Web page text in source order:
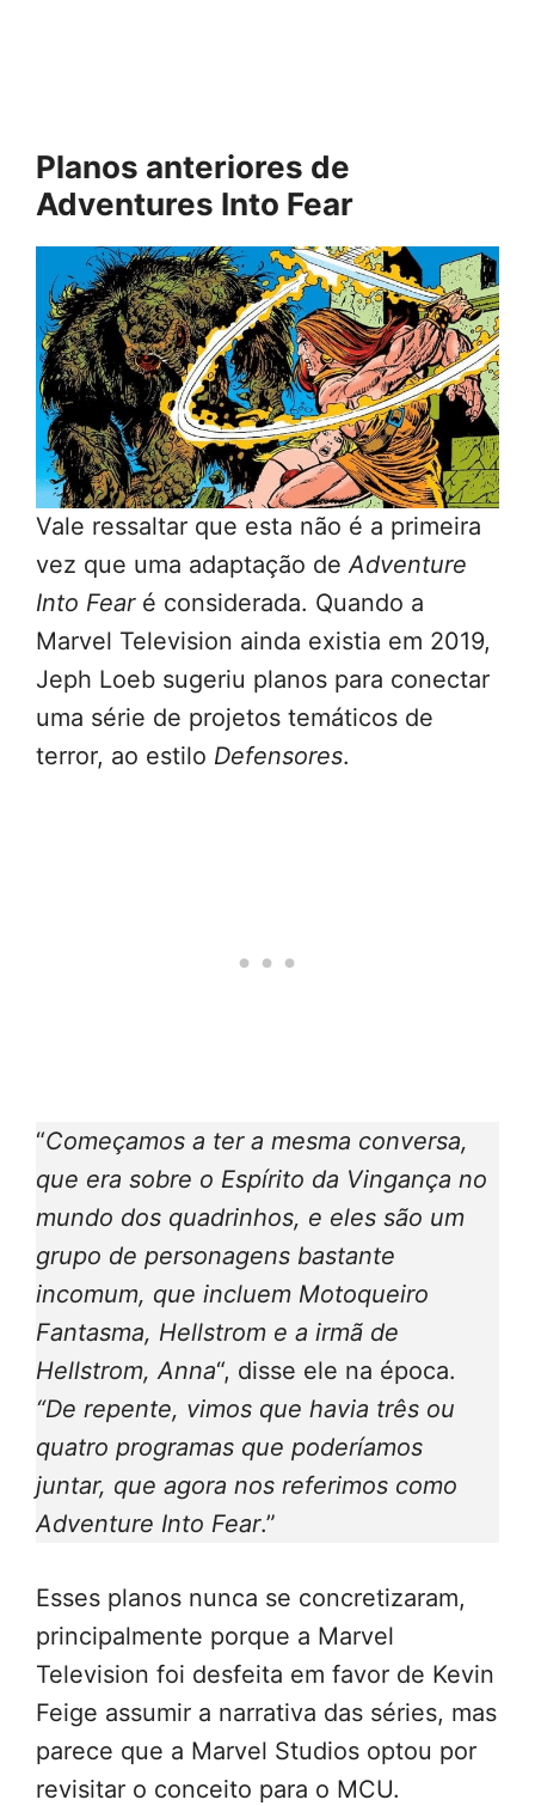
Planos anteriores de
Adventures Into Fear
Vale ressaltar que esta não é a primeira
vez que uma adaptação deAdventure
Into Fearé considerada. Quando a
Marvel Television ainda existia em 2019,
Jeph Loeb sugeriu planos para conectar
uma série de projetos temáticos de
terror, ao estilo Defensores.
“Começamos a ter a mesma conversa,
que era sobre o Espírito da Vingança no
mundo dos quadrinhos, e eles são um
grupo de personagens bastante
incomum, que incluem Motoqueiro
Fantasma, Hellstrom e a irmã de
Hellstrom, Anna“, disse ele na época.
“De repente, vimos que havia três ou
quatro programas que poderíamos
juntar, que agora nos referimos como
Adventure Into Fear.”
Esses planos nunca se concretizaram,
principalmente porque a Marvel
Television foi desfeita em favor de Kevin
Feige assumir a narrativa das séries, mas
parece que a Marvel Studios optou por
revisitar o conceito para o MCU.